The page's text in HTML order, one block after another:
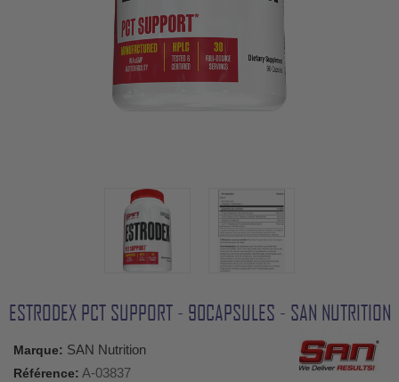
ESTRODEX PCT SUPPORT - 90CAPSULES - SAN NUTRITION
Marque: SAN Nutrition
Référence: A-03837